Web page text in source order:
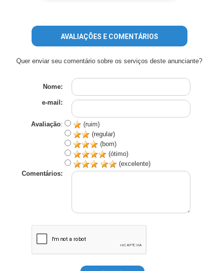
AVALIAÇÕES E COMENTÁRIOS
Quer enviar seu comentário sobre os serviços deste anunciante?
Nome:
e-mail:
Avaliação:
(ruim)
(regular)
(bom)
(ótimo)
(excelente)
Comentários: